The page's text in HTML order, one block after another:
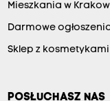
Mieszkania w
Darmowe
Sklep z
POSŁUCHASZ NAS